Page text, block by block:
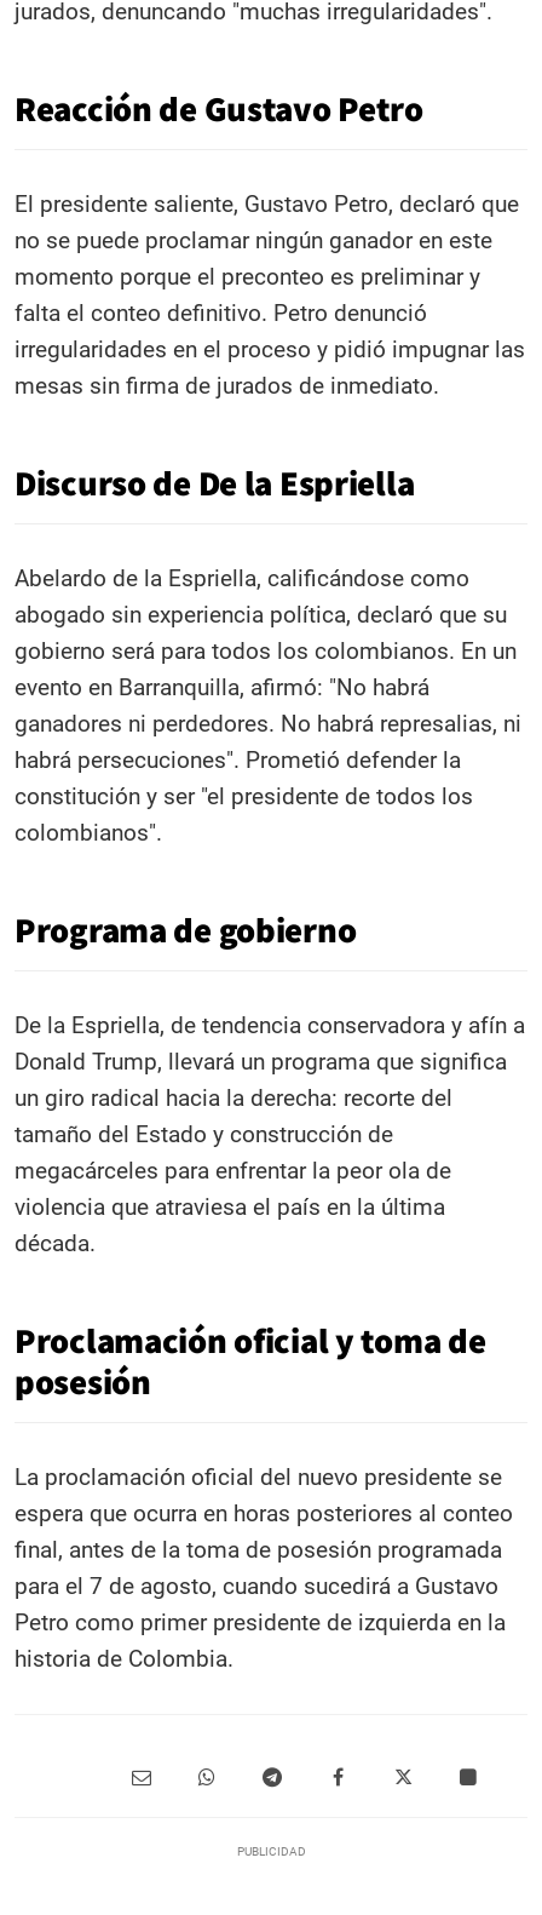
jurados, denuncando "muchas irregularidades".
Reacción de Gustavo Petro
El presidente saliente, Gustavo Petro, declaró que
no se puede proclamar ningún ganador en este
momento porque el preconteo es preliminar y
falta el conteo definitivo. Petro denunció
irregularidades en el proceso y pidió impugnar las
mesas sin firma de jurados de inmediato.
Discurso de De la Espriella
Abelardo de la Espriella, calificándose como
abogado sin experiencia política, declaró que su
gobierno será para todos los colombianos. En un
evento en Barranquilla, afirmó: "No habrá
ganadores ni perdedores. No habrá represalias, ni
habrá persecuciones". Prometió defender la
constitución y ser "el presidente de todos los
colombianos".
Programa de gobierno
De la Espriella, de tendencia conservadora y afín a
Donald Trump, llevará un programa que significa
un giro radical hacia la derecha: recorte del
tamaño del Estado y construcción de
megacárceles para enfrentar la peor ola de
violencia que atraviesa el país en la última
década.
Proclamación oficial y toma de
posesión
La proclamación oficial del nuevo presidente se
espera que ocurra en horas posteriores al conteo
final, antes de la toma de posesión programada
para el 7 de agosto, cuando sucedirá a Gustavo
Petro como primer presidente de izquierda en la
historia de Colombia.